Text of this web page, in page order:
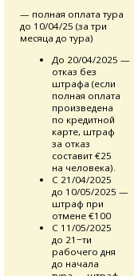
— полная оплата тура
до 10/04/25 (за три
месяца до тура)
До 20/04/2025 —
отказ без
штрафа (если
полная оплата
произведена
по кредитной
карте, штраф
за отказ
составит €25
на человека).
С 21/04/2025
до 10/05/2025 —
штраф при
отмене €100
С 11/05/2025
до 21−ти
рабочего дня
до начала